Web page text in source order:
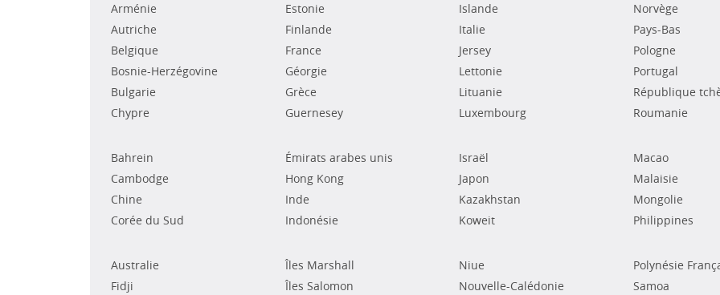
Arménie
Autriche
Belgique
Bosnie-Herzégovine
Bulgarie
Chypre
Estonie
Finlande
France
Géorgie
Grèce
Guernesey
Islande
Italie
Jersey
Lettonie
Lituanie
Luxembourg
Norvège
Pays-Bas
Pologne
Portugal
République
Roumanie
Bahrein
Cambodge
Chine
Corée du Sud
Émirats arabes unis
Hong Kong
Inde
Indonésie
Israël
Japon
Kazakhstan
Koweit
Macao
Malaisie
Mongolie
Philippines
Australie
Fidji
Îles Marshall
Îles Salomon
Niue
Nouvelle-Calédonie
Polynésie
Samoa